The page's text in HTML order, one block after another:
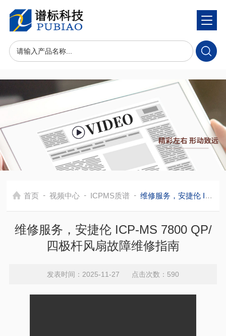
首页 - 视频中心 - ICPMS质谱 - 维修服务，安捷伦 ICP-MS 7800 QP/四极杆风扇故障维修指南
维修服务，安捷伦 ICP-MS 7800 QP/
四极杆风扇故障维修指南
发表时间：2025-11-27 点击次数：590